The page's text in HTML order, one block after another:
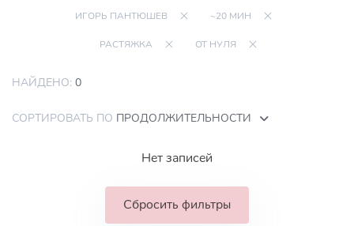
ИГОРЬ ПАНТЮШЕВ ~20 МИН
РАСТЯЖКА ОТ НУЛЯ
НАЙДЕНО: 0
СОРТИРОВАТЬ ПО ПРОДОЛЖИТЕЛЬНОСТИ
Нет записей
Сбросить фильтры